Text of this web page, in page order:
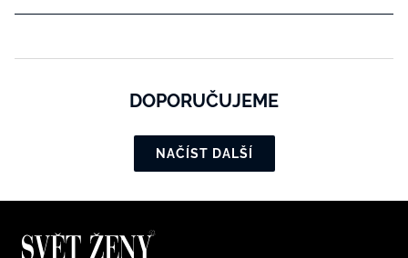
DOPORUČUJEME
NAČÍST DALŠÍ